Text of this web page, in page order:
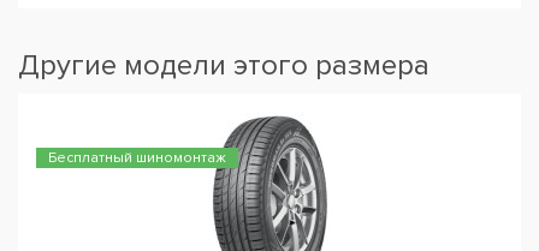
Другие модели этого размера
Бесплатный шиномонтаж